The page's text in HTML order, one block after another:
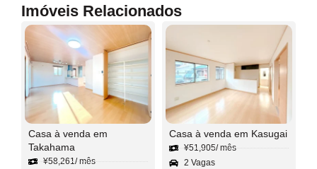
Imóveis Relacionados
Casa à venda em
Takahama
¥58,261/ mês
Casa à venda em Kasugai
¥51,905/ mês
2 Vagas